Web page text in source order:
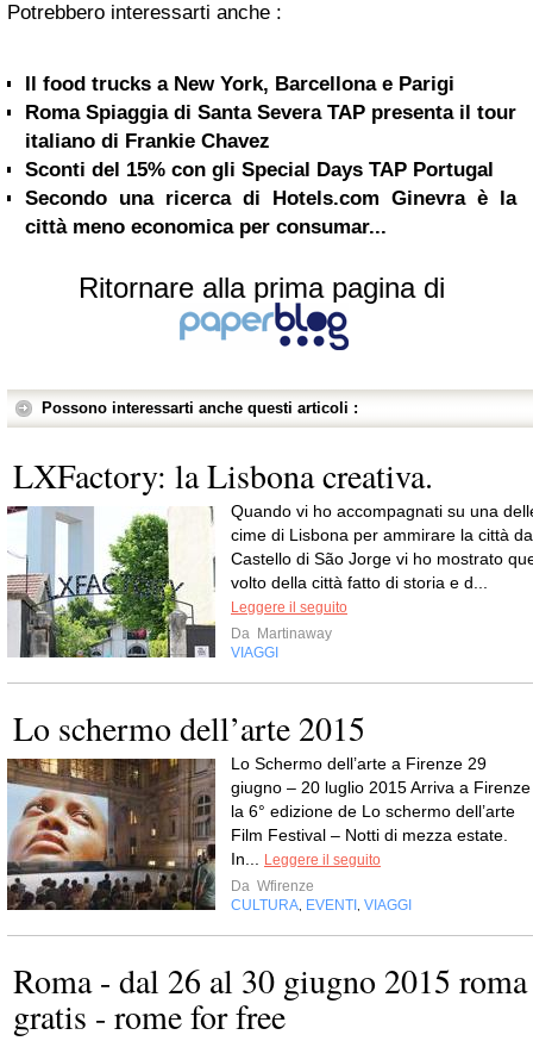
Potrebbero interessarti anche :
Il food trucks a New York, Barcellona e Parigi
Roma Spiaggia di Santa Severa TAP presenta il tour
italiano di Frankie Chavez
Sconti del 15% con gli Special Days TAP Portugal
Secondo una ricerca di Hotels.com Ginevra è la
città meno economica per consumar...
Ritornare alla prima pagina di
Possono interessarti anche questi articoli :
LXFactory: la Lisbona creativa.
Quando vi ho accompagnati su una
cime di Lisbona per ammirare la città
Castello di São Jorge vi ho mostrato
volto della città fatto di storia e d...
Leggere il seguito
Da Martinaway
VIAGGI
Lo schermo dell’arte 2015
Lo Schermo dell’arte a Firenze 29
giugno – 20 luglio 2015 Arriva a Firenze
la 6° edizione de Lo schermo dell’arte
Film Festival – Notti di mezza estate.
In... Leggere il seguito
Da Wfirenze
CULTURA, EVENTI , VIAGGI
Roma - dal 26 al 30 giugno 2015 roma
gratis - rome for free